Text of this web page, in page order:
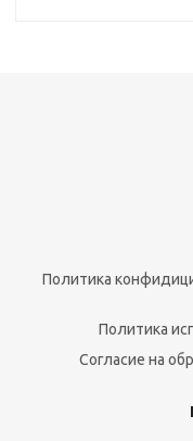
Политика
Политика
Согласие на